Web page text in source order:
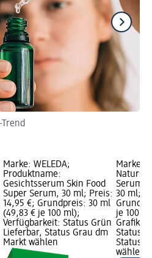
Marke: WELEDA;
Produktname:
Gesichtsserum Skin Food
Super Serum, 30 ml; Preis:
14,95 €; Grundpreis: 30 ml
(49,83 € je 100 ml);
Verfügbarkeit: Status Grün
Lieferbar, Status Grau dm
Markt wählen
Marke:
Serum
30 ml;
je 100
Grafik;
Status
Status
wählen